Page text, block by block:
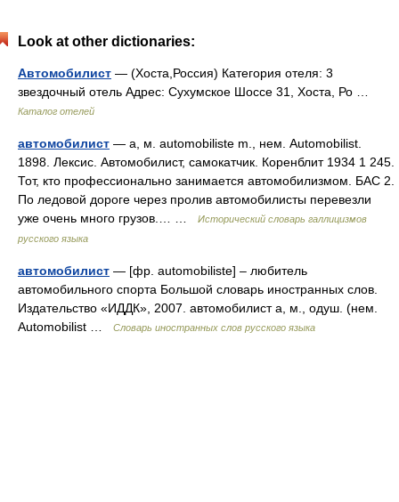
Look at other dictionaries:
Автомобилист — (Хоста,Россия) Категория отеля: 3
звездочный отель Адрес: Сухумское Шоссе 31, Хоста, Ро …
Каталог отелей
автомобилист — а, м. automobiliste m., нем. Automobilist.
1898. Лексис. Автомобилист, самокатчик. Коренблит 1934 1 245.
Тот, кто профессионально занимается автомобилизмом. БАС 2.
По ледовой дороге через пролив автомобилисты перевезли
уже очень много грузов.… …
Исторический словарь галлицизмов
русского языка
автомобилист — [фр. automobiliste] – любитель
автомобильного спорта Большой словарь иностранных слов.
Издательство «ИДДК», 2007. автомобилист а, м., одуш. (нем.
Automobilist …
Словарь иностранных слов русского языка